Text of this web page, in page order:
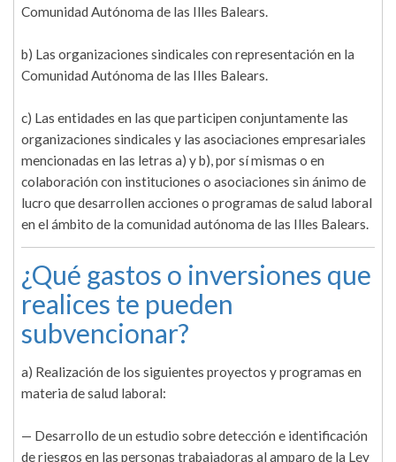
Comunidad Autónoma de las Illes Balears.
b) Las organizaciones sindicales con representación en la
Comunidad Autónoma de las Illes Balears.
c) Las entidades en las que participen conjuntamente las
organizaciones sindicales y las asociaciones empresariales
mencionadas en las letras a) y b), por sí mismas o en
colaboración con instituciones o asociaciones sin ánimo de
lucro que desarrollen acciones o programas de salud laboral
en el ámbito de la comunidad autónoma de las Illes Balears.
¿Qué gastos o inversiones que
realices te pueden
subvencionar?
a) Realización de los siguientes proyectos y programas en
materia de salud laboral:
— Desarrollo de un estudio sobre detección e identificación
de riesgos en las personas trabajadoras al amparo de la Ley